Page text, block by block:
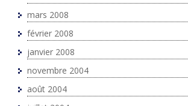
mars 2008
février 2008
janvier 2008
novembre 2004
août 2004